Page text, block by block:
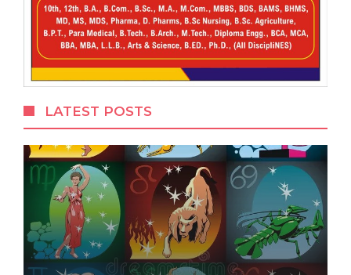
LATEST POSTS